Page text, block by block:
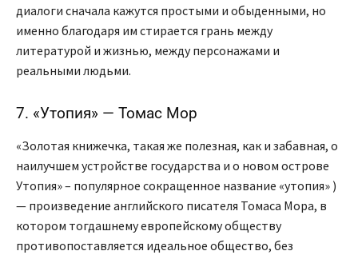
диалоги сначала кажутся простыми и обыденными, но
именно благодаря им стирается грань между
литературой и жизнью, между персонажами и
реальными людьми.
7. «Утопия» — Томас Мор
«Золотая книжечка, такая же полезная, как и забавная, о
наилучшем устройстве государства и о новом острове
Утопия» – популярное сокращенное название «утопия» )
— произведение английского писателя Томаса Мора, в
котором тогдашнему европейскому обществу
противопоставляется идеальное общество, без